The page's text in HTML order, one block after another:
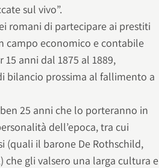
sul vivo”.
romani di partecipare ai prestiti
campo economico e contabile
anni dal 1875 al 1889,
bilancio prossima al fallimento a
25 anni che lo porteranno in
dell’epoca, tra cui
(quali il barone De Rothschild,
che gli valsero una larga cultura e